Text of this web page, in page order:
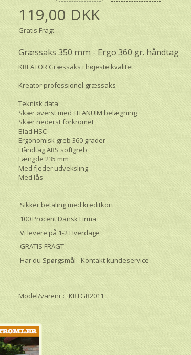
119,00 DKK
Gratis Fragt
Græssaks 350 mm - Ergo 360 gr. håndtag
KREATOR Græssaks i højeste kvalitet
Kreator professionel græssaks
Teknisk data
Skær øverst med TITANUIM belægning
Skær nederst forkromet
Blad HSC
Ergonomisk greb 360 grader
Håndtag ABS softgreb
Længde 235 mm
Med fjeder udveksling
Med lås
---------------------------------------------
Sikker betaling med kreditkort
100 Procent Dansk Firma
Vi levere på 1-2 Hverdage
GRATIS FRAGT
Har du Spørgsmål - Kontakt kundeservice
Model/varenr.: KRTGR2011